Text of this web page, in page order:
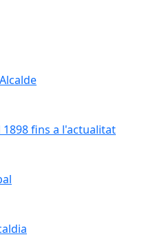
1898 fins a l'actualitat